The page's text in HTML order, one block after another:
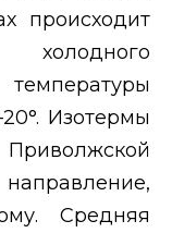
происходит
температуры
Изотермы
Средняя